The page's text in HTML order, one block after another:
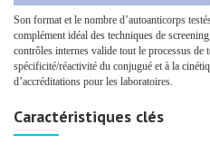
Son format et le nombre d’autoanticorps
complément idéal des techniques de
contrôles internes valide tout le processus de
spécificité/réactivité du conjugué et à la
d’accréditations pour les laboratoires.
Caractéristiques clés